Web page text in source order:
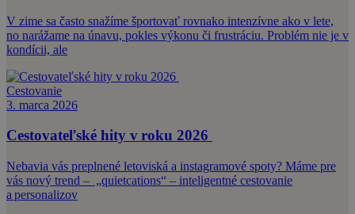
V zime sa často snažíme športovať rovnako intenzívne ako v lete,
no narážame na únavu, pokles výkonu či frustráciu. Problém nie je v
kondícii, ale
Cestovanie
3. marca 2026
Cestovateľské hity v roku 2026
Nebavia vás preplnené letoviská a instagramové spoty? Máme pre
vás nový trend – „quietcations“ – inteligentné cestovanie
a personalizov